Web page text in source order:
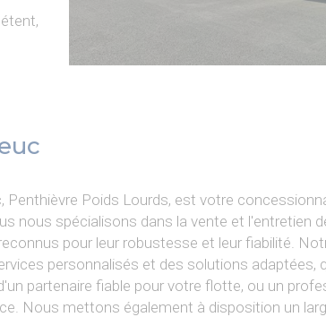
Penthièvre Poids Lourds, est votre
nous spécialisons dans la vente et l'entretien
pour leur robustesse et leur fiabilité.
personnalisés et des solutions adaptées,
partenaire fiable pour votre flotte, ou un
Nous mettons également à disposition un